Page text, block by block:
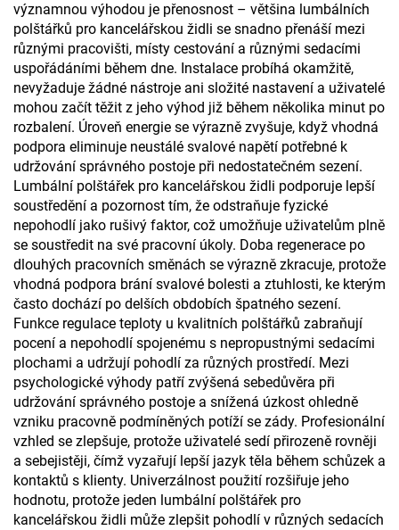
významnou výhodou je přenosnost – většina lumbálních
polštářků pro kancelářskou židli se snadno přenáší mezi
různými pracovišti, místy cestování a různými sedacími
uspořádáními během dne. Instalace probíhá okamžitě,
nevyžaduje žádné nástroje ani složité nastavení a uživatelé
mohou začít těžit z jeho výhod již během několika minut po
rozbalení. Úroveň energie se výrazně zvyšuje, když vhodná
podpora eliminuje neustálé svalové napětí potřebné k
udržování správného postoje při nedostatečném sezení.
Lumbální polštářek pro kancelářskou židli podporuje lepší
soustředění a pozornost tím, že odstraňuje fyzické
nepohodlí jako rušivý faktor, což umožňuje uživatelům plně
se soustředit na své pracovní úkoly. Doba regenerace po
dlouhých pracovních směnách se výrazně zkracuje, protože
vhodná podpora brání svalové bolesti a ztuhlosti, ke kterým
často dochází po delších obdobích špatného sezení.
Funkce regulace teploty u kvalitních polštářků zabraňují
pocení a nepohodlí spojenému s nepropustnými sedacími
plochami a udržují pohodlí za různých prostředí. Mezi
psychologické výhody patří zvýšená sebedůvěra při
udržování správného postoje a snížená úzkost ohledně
vzniku pracovně podmíněných potíží se zády. Profesionální
vzhled se zlepšuje, protože uživatelé sedí přirozeně rovněji
a sebejistěji, čímž vyzařují lepší jazyk těla během schůzek a
kontaktů s klienty. Univerzálnost použití rozšiřuje jeho
hodnotu, protože jeden lumbální polštářek pro
kancelářskou židli může zlepšit pohodlí v různých sedacích